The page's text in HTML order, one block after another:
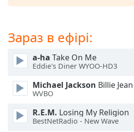
Caption
Area
Background
Color
Opacity
Зараз в ефірі:
a-ha Take On Me
Eddie's Diner WYOO-HD3
Michael Jackson Billie Jean
WVBO
R.E.M. Losing My Religion
BestNetRadio - New Wave